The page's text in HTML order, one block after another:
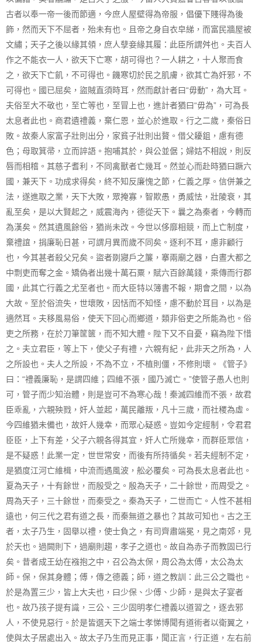
古者以奉一帝一後而節適，今庶人屋壁得為帝服，倡優下賤得為後
飾，然而天下不屈者，殆未有也。且帝之身自衣皁綈，而富民牆屋被
文繡；天子之後以緣其領，庶人孽妾緣其履：此臣所謂舛也。夫百人
作之不能衣一人，欲天下亡寒，胡可得也？一人耕之，十人聚而食
之，欲天下亡飢，不可得也。饑寒切於民之肌膚，欲其亡為奸邪，不
可得也。國已屈矣，盜賊直須時耳，然而獻計者曰“毋動”，為大耳。
夫俗至大不敬也，至亡等也，至冒上也，進計者猶曰“毋為”，可為長
太息者此也。商君遺禮義，棄仁恩，並心於進取。行之二歲，秦俗日
敗。故秦人家富子壯則出分，家貧子壯則出贅。借父耰鉏，慮有德
色；母取箕帚，立而誶語。抱哺其於，與公並倨；婦姑不相說，則反
唇而相稽。其慈子耆利，不同禽獸者亡幾耳。然並心而赴時猶曰蹶六
國，兼天下。功成求得矣，終不知反廉愧之節，仁義之厚。信併兼之
法，遂進取之業，天下大敗，眾掩寡，智欺愚，勇威怯，壯陵衰，其
亂至矣，是以大賢起之，威震海內，德從天下。曩之為秦者，今轉而
為漢矣。然其遺風餘俗，猶尚未改。今世以侈靡相競，而上亡制度，
棄禮誼，捐廉恥日甚，可謂月異而歲不同矣。逐利不耳，慮非顧行
也，今其甚者殺父兄矣。盜者剟寢戶之簾，搴兩廟之器，白晝大都之
中剽吏而奪之金。矯偽者出幾十萬石粟，賦六百餘萬錢，乘傳而行郡
國，此其亡行義之尤至者也。而大臣特以簿書不報，期會之間，以為
大故。至於俗流失，世壞敗，因恬而不知怪，慮不動於耳目，以為是
適然耳。夫移風易俗，使天下回心而鄉道，類非俗吏之所能為也。俗
吏之所務，在於刀筆筐篋，而不知大體。陛下又不自憂，竊為陛下惜
之。夫立君臣，等上下，使父子有禮，六親有紀，此非天之所為，人
之所設也。夫人之所設，不為不立，不植則僵，不修則壞。《管子》
曰：“禮義廉恥，是謂四維；四維不張，國乃滅亡。”使管子愚人也則
可，管子而少知治體，則是豈可不為寒心哉！秦滅四維而不張，故君
臣乖亂，六親殃戮，奸人並起，萬民離叛，凡十三歲，而社稷為虛。
今四維猶未備也，故奸人幾幸，而眾心疑惑。豈如今定經制，令君君
臣臣，上下有差，父子六親各得其宜，奸人亡所幾幸，而群臣眾信，
是不疑惑！此業一定，世世常安，而後有所持循矣。若夫經制不定，
是猶度江河亡維楫，中流而遇風波，舩必覆矣。可為長太息者此也。
夏為天子，十有餘世，而殷受之。殷為天子，二十餘世，而周受之。
周為天子，三十餘世，而秦受之。秦為天子，二世而亡。人性不甚相
遠也，何三代之君有道之長，而秦無道之暴也？其故可知也。古之王
者，太子乃生，固舉以禮，使士負之，有司齊肅端冕，見之南郊，見
於天也。過闕則下，過廟則趨，孝子之道也。故自為赤子而教固已行
矣。昔者成王幼在襁抱之中，召公為太保，周公為太傅，太公為太
師。保，保其身體；傅，傳之德義；師，道之教訓：此三公之職也。
於是為置三少，皆上大夫也，曰少保、少傅、少師，是與太子宴者
也。故乃孩子提有識，三公、三少固明孝仁禮義以道習之，逐去邪
人，不使見惡行。於是皆選天下之端士孝悌博聞有道術者以衛翼之，
使與太子居處出入。故太子乃生而見正事，聞正言，行正道，左右前